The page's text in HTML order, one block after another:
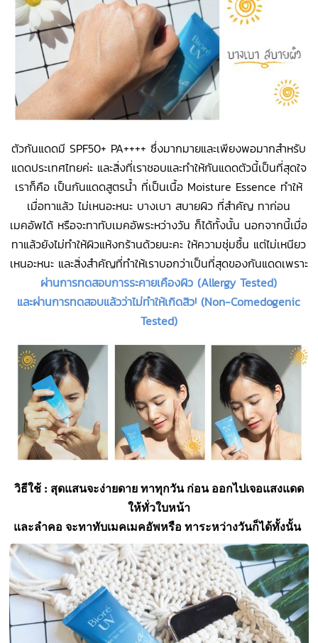
ตัวกันแดดมี SPF50+ PA++++ ซึ่งมากมายและเพียงพอมากสำหรับ
แดดประเทศไทยค่ะ และสิ่งที่เราชอบและทำให้กันแดดตัวนี้เป็นที่สุดใจ
เราก็คือ เป็นกันแดดสูตรน้ำ ที่เป็นเนื้อ Moisture Essence ทำให้
เมื่อทาแล้ว ไม่เหนอะหนะ บางเบา สบายผิว ที่สำคัญ ทาก่อน
เมคอัพได้ หรือจะทาทับเมคอัพระหว่างวัน ก็ได้ทั้งนั้น นอกจากนี้เมื่อ
ทาแล้วยังไม่ทำให้ผิวแห้งกร้านด้วยนะคะ ให้ความชุ่มชื้น แต่ไม่เหนียว
เหนอะหนะ และสิ่งสำคัญที่ทำให้เราบอกว่าเป็นที่สุดของกันแดดเพราะ
ผ่านการทดสอบการระคายเคืองผิว (Allergy Tested)
และผ่านการทดสอบแล้วว่าไม่ทำให้เกิดสิว! (Non-Comedogenic
Tested)
วิธีใช้ : สุดแสนจะง่ายดาย ทาทุกวัน ก่อน ออกไปเจอแสงแดด
ให้ทั่วใบหน้า
และลำคอ จะทาทับเมคเมคอัพหรือ ทาระหว่างวันก็ได้ทั้งนั้น